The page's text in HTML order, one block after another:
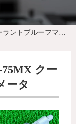
ルーフマイクロメータ
75MX クー
ータ